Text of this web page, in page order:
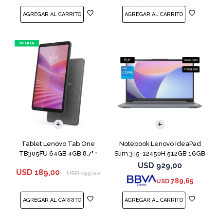
Tablet Lenovo Tab One
TB305FU 64GB 4GB 8.7" +
USD 189,00 USD 199,00
Notebook Lenovo IdeaPad
Slim 3 i5-12450H 512GB 16GB
15.6"
USD 929,00
USD 789,65
COMPARAR